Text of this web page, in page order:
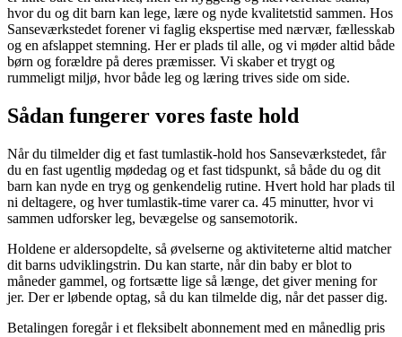
Sådan fungerer vores faste hold
Når du tilmelder dig et fast tumlastik-hold hos Sanseværkstedet, får
du en fast ugentlig mødedag og et fast tidspunkt, så både du og dit
barn kan nyde en tryg og genkendelig rutine. Hvert hold har plads til
ni deltagere, og hver tumlastik-time varer ca. 45 minutter, hvor vi
sammen udforsker leg, bevægelse og sansemotorik.
Holdene er aldersopdelte, så øvelserne og aktiviteterne altid matcher
dit barns udviklingstrin. Du kan starte, når din baby er blot to
måneder gammel, og fortsætte lige så længe, det giver mening for
jer. Der er løbende optag, så du kan tilmelde dig, når det passer dig.
Betalingen foregår i et fleksibelt abonnement med en månedlig pris